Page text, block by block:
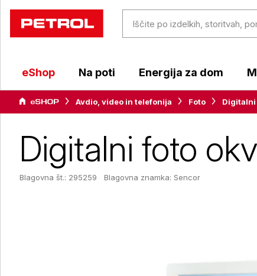
eShop Na poti Energija za dom
Avdio, video in telefonija Foto
Digitalni foto
Blagovna št.: 295259 Blagovna znamka: Sencor